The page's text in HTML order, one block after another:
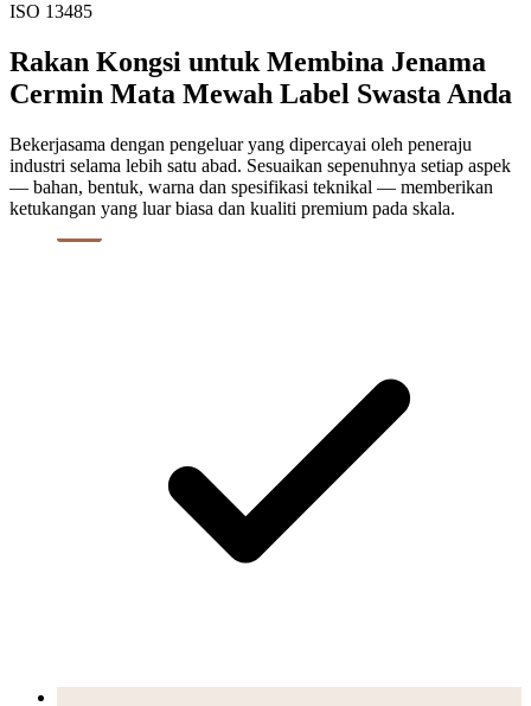
ISO 13485
Rakan Kongsi untuk Membina Jenama
Cermin Mata Mewah Label Swasta Anda
Bekerjasama dengan pengeluar yang dipercayai oleh peneraju
industri selama lebih satu abad. Sesuaikan sepenuhnya setiap aspek
— bahan, bentuk, warna dan spesifikasi teknikal — memberikan
ketukangan yang luar biasa dan kualiti premium pada skala.